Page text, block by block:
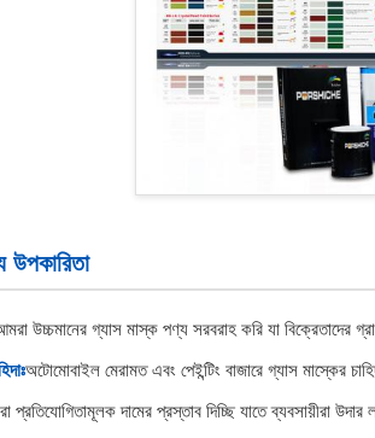
উপকারিতা
উচ্চমানের গ্যাস মাস্ক পণ্য সরবরাহ করি যা বিক্রেতাদের
অটোমোবাইল মেরামত এবং পেইন্টিং বাজারে গ্যাস মাস্কের
প্রতিযোগিতামূলক দামের প্রস্তাব দিচ্ছি যাতে ব্যবসায়ীরা